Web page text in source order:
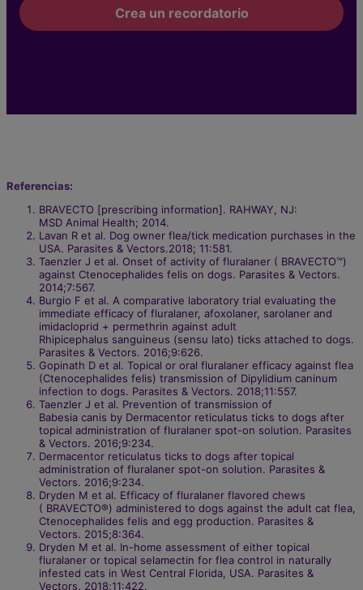
Crea un recordatorio
Referencias:
BRAVECTO [prescribing information]. RAHWAY, NJ:
MSD Animal Health; 2014.​
Lavan R et al. Dog owner flea/tick medication purchases in the
USA. Parasites & Vectors.2018; 11:581.​
Taenzler J et al. Onset of activity of fluralaner ( BRAVECTO™)
against Ctenocephalides felis on dogs. Parasites & Vectors.
2014;7:567.​
Burgio F et al. A comparative laboratory trial evaluating the
immediate efficacy of fluralaner, afoxolaner, sarolaner and
imidacloprid + permethrin against adult
Rhipicephalus sanguineus (sensu lato) ticks attached to dogs.
Parasites & Vectors. 2016;9:626.​
Gopinath D et al. Topical or oral fluralaner efficacy against flea
(Ctenocephalides felis) transmission of Dipylidium caninum
infection to dogs. Parasites & Vectors. 2018;11:557.​
Taenzler J et al. Prevention of transmission of
Babesia canis by Dermacentor reticulatus ticks to dogs after
topical administration of fluralaner spot-on solution. Parasites
& Vectors. 2016;9:234.​
Dermacentor reticulatus ticks to dogs after topical
administration of fluralaner spot-on solution. Parasites &
Vectors. 2016;9:234.​
Dryden M et al. Efficacy of fluralaner flavored chews
( BRAVECTO®) administered to dogs against the adult cat flea,
Ctenocephalides felis and egg production. Parasites &
Vectors. 2015;8:364.​
Dryden M et al. In-home assessment of either topical
fluralaner or topical selamectin for flea control in naturally
infested cats in West Central Florida, USA. Parasites &
Vectors. 2018;11:422.​